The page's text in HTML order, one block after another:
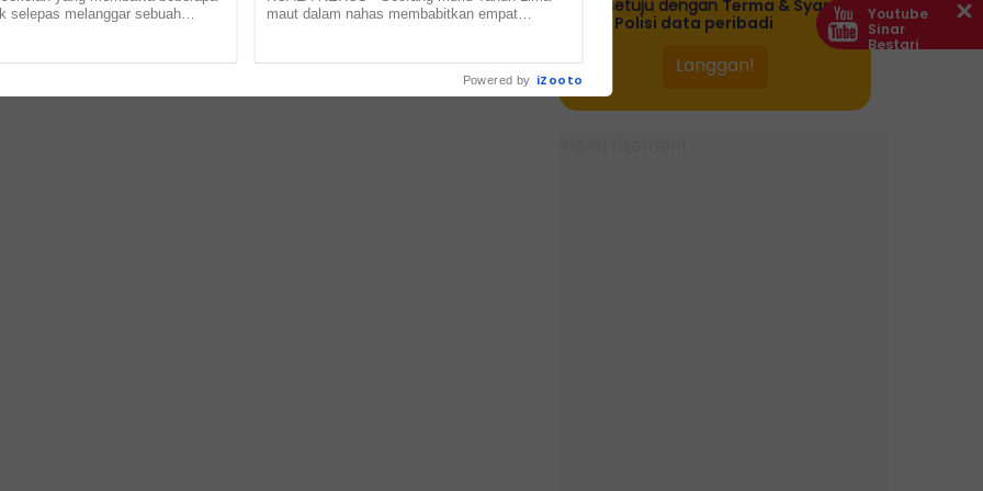
bersetuju dengan Terma & Syarat
Polisi data peribadi
Youtube
Sinar
Bestari
selepas melanggar sebuah
maut dalam nahas membabitkan empat
Powered by iZooto